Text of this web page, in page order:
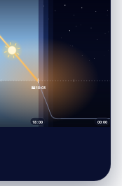
🌇 18:03
18:00 00:00